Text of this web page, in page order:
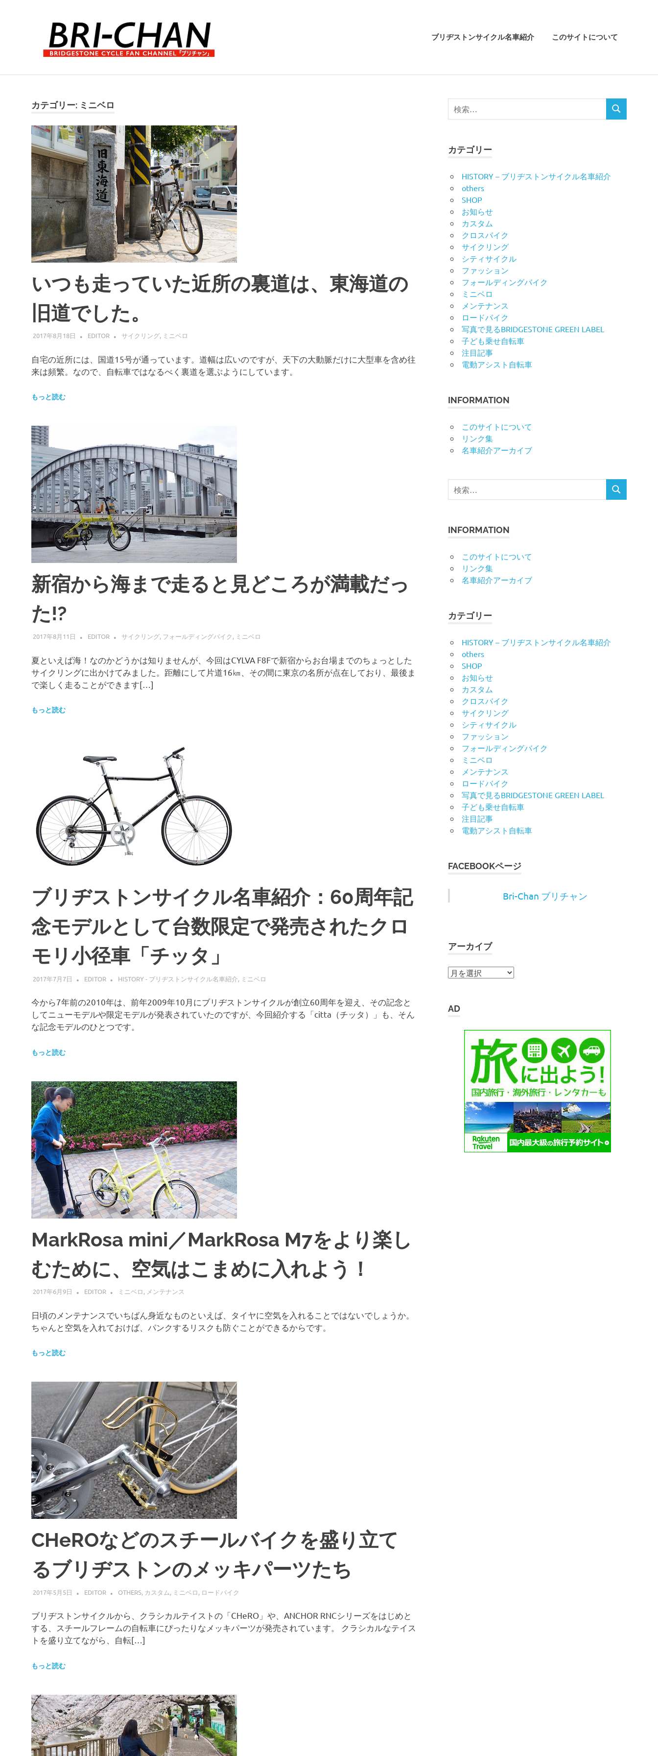
ス
ャ
ン
ブリヂストンサイクル名車紹介 このサイトについて
カテゴリー: ミニベロ
いつも走っていた近所の裏道は、東海道の
旧道でした。
2017年8月18日 EDITOR サイクリング, ミニベロ
自宅の近所には、国道15号が通っています。道幅は広いのですが、天下の大動脈だけに大型車を含め往
来は頻繁。なので、自転車ではなるべく裏道を選ぶようにしています。
もっと読む
新宿から海まで走ると見どころが満載だっ
た!?
2017年8月11日 EDITOR サイクリング, フォールディングバイク, ミニベロ
夏といえば海！なのかどうかは知りませんが、今回はCYLVA F8Fで新宿からお台場までのちょっとした
サイクリングに出かけてみました。距離にして片道16㎞、その間に東京の名所が点在しており、最後ま
で楽しく走ることができます[…]
もっと読む
ブリヂストンサイクル名車紹介：60周年記
念モデルとして台数限定で発売されたクロ
モリ小径車「チッタ」
2017年7月7日 EDITOR HISTORY - ブリヂストンサイクル名車紹介, ミニベロ
今から7年前の2010年は、前年2009年10月にブリヂストンサイクルが創立60周年を迎え、その記念と
してニューモデルや限定モデルが発表されていたのですが、今回紹介する「citta（チッタ）」も、そん
な記念モデルのひとつです。
もっと読む
MarkRosa mini／MarkRosa M7をより楽し
むために、空気はこまめに入れよう！
2017年6月9日 EDITOR ミニベロ, メンテナンス
日頃のメンテナンスでいちばん身近なものといえば、タイヤに空気を入れることではないでしょうか。
ちゃんと空気を入れておけば、パンクするリスクも防ぐことができるからです。
もっと読む
CHeROなどのスチールバイクを盛り立て
るブリヂストンのメッキパーツたち
2017年5月5日 EDITOR OTHERS, カスタム, ミニベロ, ロードバイク
ブリヂストンサイクルから、クラシカルテイストの「CHeRO」や、ANCHOR RNCシリーズをはじめと
する、スチールフレームの自転車にぴったりなメッキパーツが発売されています。 クラシカルなテイス
トを盛り立てながら、自転[…]
もっと読む
検
索
検
索
カテゴリー
HISTORY – ブリヂストンサイクル名車紹介
others
SHOP
お知らせ
カスタム
クロスバイク
サイクリング
シティサイクル
ファッション
フォールディングバイク
ミニベロ
メンテナンス
ロードバイク
写真で見るBRIDGESTONE GREEN LABEL
子ども乗せ自転車
注目記事
電動アシスト自転車
INFORMATION
このサイトについて
リンク集
名車紹介アーカイブ
検
索
検
INFORMATION
このサイトについて
リンク集
名車紹介アーカイブ
カテゴリー
HISTORY – ブリヂストンサイクル名車紹介
others
SHOP
お知らせ
カスタム
クロスバイク
サイクリング
シティサイクル
ファッション
フォールディングバイク
ミニベロ
メンテナンス
ロードバイク
写真で見るBRIDGESTONE GREEN LABEL
子ども乗せ自転車
注目記事
電動アシスト自転車
FACEBOOKページ
Bri-Chan ブリチャン
アーカイブ
ア
イ
AD